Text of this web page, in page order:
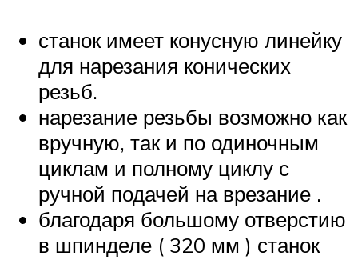
станок имеет конусную линейку
для нарезания конических
резьб.
нарезание резьбы возможно как
вручную, так и по одиночным
циклам и полному циклу с
ручной подачей на врезание .
благодаря большому отверстию
в шпинделе ( 320 мм ) станок